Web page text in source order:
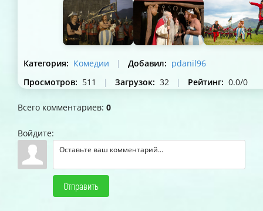
Категория: Комедии | Добавил: pdanil96
Просмотров: 511 | Загрузок: 32 | Рейтинг: 0.0/0
Всего комментариев: 0
Войдите:
Отправить